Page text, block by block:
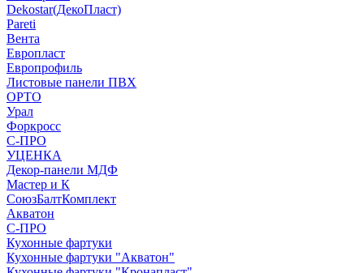
Dekostar(ДекоПласт)
Pareti
Вента
Европласт
Европрофиль
Листовые панели ПВХ
ОРТО
Урал
Форкросс
С-ПРО
УЦЕНКА
Декор-панели МДФ
Мастер и К
СоюзБалтКомплект
Акватон
С-ПРО
Кухонные фартуки
Кухонные фартуки "Акватон"